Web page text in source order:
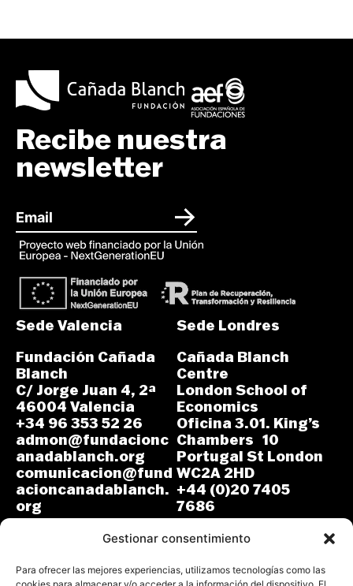
Gestionar consentimiento
Para ofrecer las mejores experiencias, utilizamos tecnologías como las
Recibe nuestra
newsletter
Sede Valencia
Fundación Cañada
Blanch
C/ Jorge Juan 4, 2ª
46004 Valencia
+34 96 353 52 26
admon@fundacionc
anadablanch.org
comunicacion@fund
acioncanadablanch.
org
Sede Londres
Cañada Blanch
Centre
London School of
Economics
Oficina 3.01. King’s
Chambers 10
Portugal St London
WC2A 2HD
+44 (0)20 7405
7686
m.osuna-
vergara@lse.ac.uk